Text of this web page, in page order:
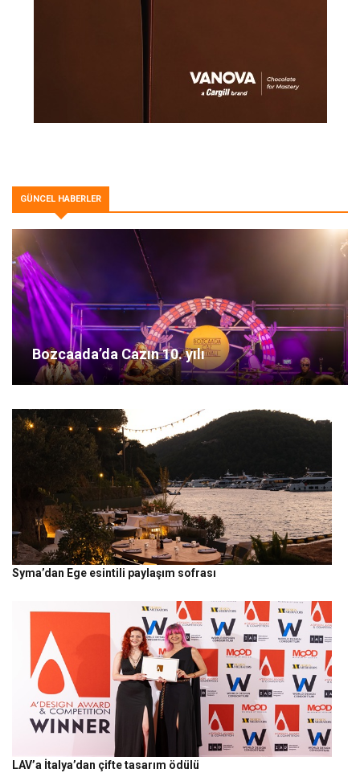
GÜNCEL HABERLER
Bozcaada’da Cazın 10. yılı
Syma’dan Ege esintili paylaşım sofrası
LAV’a İtalya’dan çifte tasarım ödülü